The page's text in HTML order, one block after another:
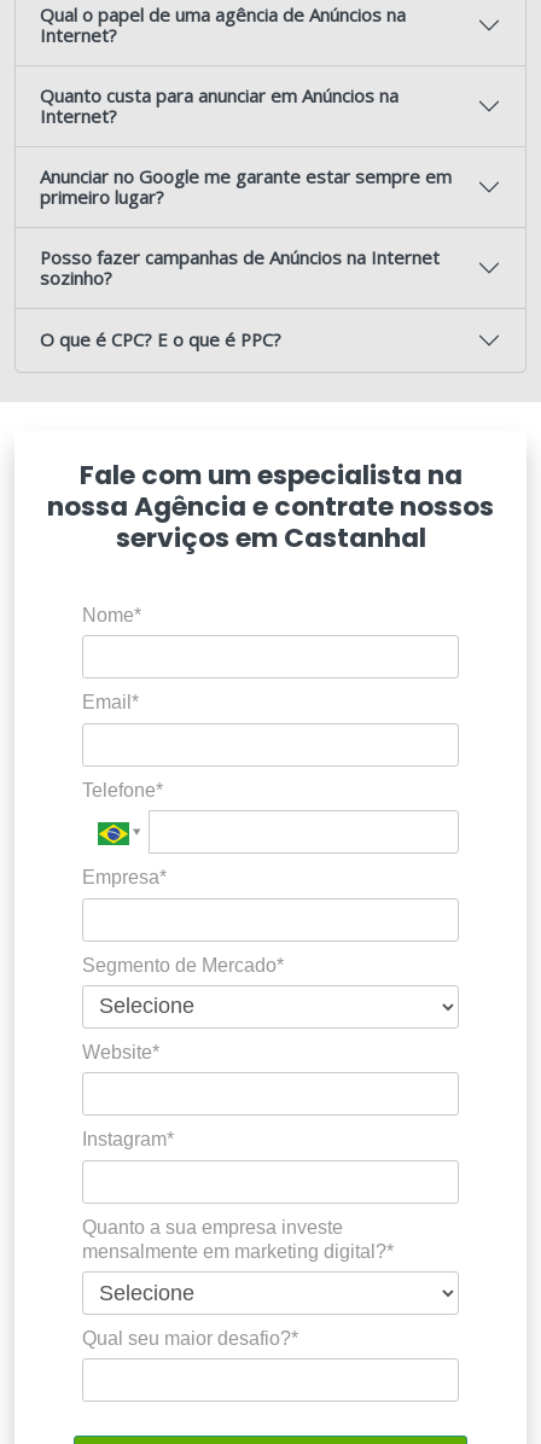
Qual o papel de uma agência de Anúncios na
Internet?
Quanto custa para anunciar em Anúncios na
Internet?
Anunciar no Google me garante estar sempre em
primeiro lugar?
Posso fazer campanhas de Anúncios na Internet
sozinho?
O que é CPC? E o que é PPC?
Fale com um especialista na
nossa Agência e contrate nossos
serviços em Castanhal
Nome*
Email*
Telefone*
Empresa*
Segmento de Mercado*
Website*
Instagram*
Quanto a sua empresa investe
mensalmente em marketing digital?*
Qual seu maior desafio?*